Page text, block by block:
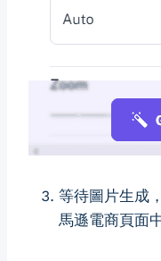
等待圖片生成
馬遜電商頁面中